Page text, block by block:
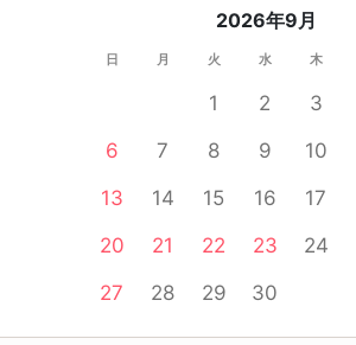
2026年9月
日 月 火 水 木
1 2 3
6
7 8 9 10
13
14 15 16 17
20
21 22 23 24
27
28 29 30